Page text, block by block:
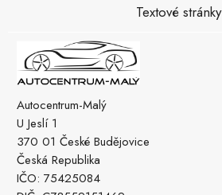
Autocentrum-Malý
U Jeslí 1
370 01 České Budějovice
Česká Republika
IČO: 75425084
Textové stránky